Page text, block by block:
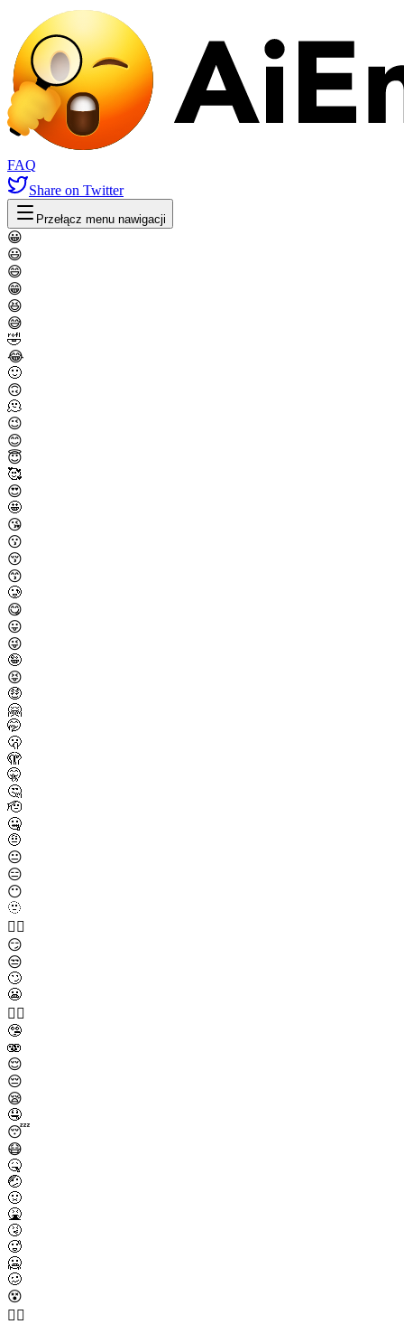
FAQ
Share on Twitter
Przełącz menu nawigacji
😀
😃
😄
😁
😆
😅
🤣
😂
🙂
🙃
🫠
😉
😊
😇
🥰
😍
🤩
😘
😗
😚
😙
🥲
😋
😛
😜
🤪
😝
🤑
🤗
🤭
🫢
🫣
🤫
🤔
🫡
🤐
🤨
😐
😑
😶
🫥
😶‍🌫️
😏
😒
🙄
😬
😮‍💨
🤥
🫨
😌
😔
😪
🤤
😴
😷
🤒
🤕
🤢
🤮
🤧
🥵
🥶
🥴
😵
😵‍💫